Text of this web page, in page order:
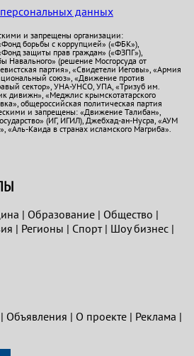
данных
и запрещены организации:
борьбы с коррупцией» («ФБК»),
защиты прав граждан» («ФЗПГ»),
Навального» (решение Мосгорсуда от
партия», «Свидетели Иеговы», «Армия
союз», «Движение против
сектор», УНА-УНСО, УПА, «Тризуб им.
дивижн», «Меджлис крымскотатарского
общероссийская политическая партия
и запрещены: «Движение Талибан»,
(ИГ, ИГИЛ), Джебхад-ан-Нусра, «АУМ
«Аль-Каида в странах исламского Магриба».
| Образование| Общество |
| Регионы | Спорт| Шоу бизнес|
| Объявления | О проекте| Реклама |